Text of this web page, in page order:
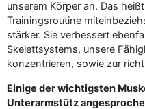
unserem Körper an. Das
Trainingsroutine
stärker. Sie verbessert
Skelettsystems, unsere
konzentrieren, sowie zur
Einige der wichtigsten
Unterarmstütz